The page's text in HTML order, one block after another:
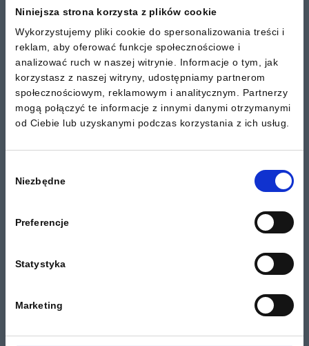
Niniejsza strona korzysta z plików cookie
Wykorzystujemy pliki cookie do spersonalizowania treści i
reklam, aby oferować funkcje społecznościowe i
analizować ruch w naszej witrynie. Informacje o tym, jak
korzystasz z naszej witryny, udostępniamy partnerom
społecznościowym, reklamowym i analitycznym. Partnerzy
mogą połączyć te informacje z innymi danymi otrzymanymi
od Ciebie lub uzyskanymi podczas korzystania z ich usług.
zgody
Niezbędne
Preferencje
Statystyka
Marketing
zobacz więcej
Opakowania
Odpady medyczne należą do grupy odpadów,
z zachowaniem odpowiednich środków ostrożności,